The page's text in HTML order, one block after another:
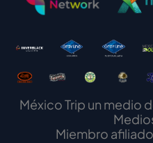
México Trip un medio
Miembro